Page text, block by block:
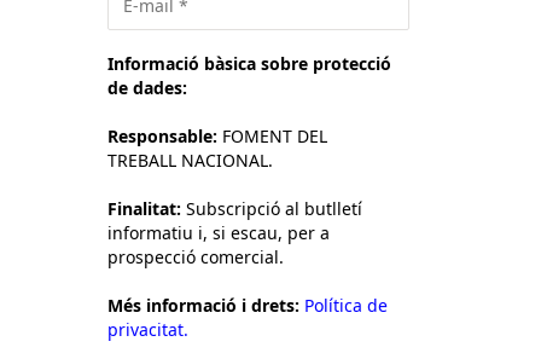
Informació bàsica sobre protecció
de dades:
Responsable: FOMENT DEL
TREBALL NACIONAL.
Finalitat: Subscripció al butlletí
informatiu i, si escau, per a
prospecció comercial.
Més informació i drets: Política de
privacitat.